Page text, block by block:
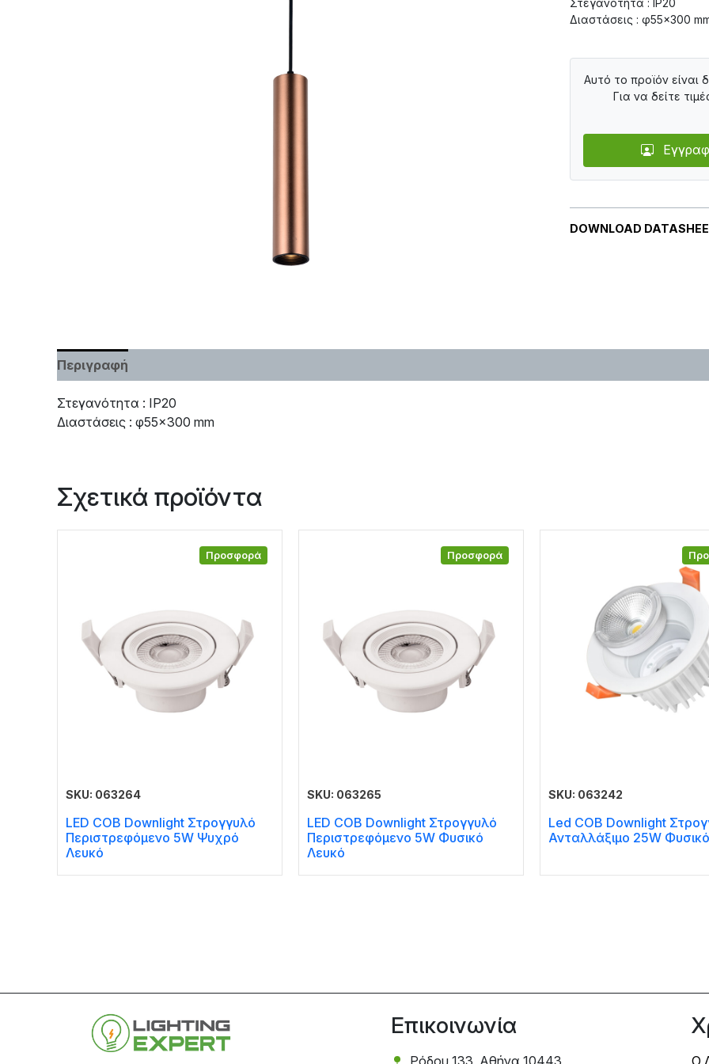
Διαστάσεις : φ55×300
DOWNLOAD
Αυτό το προϊόν είναι
Για να δείτε
Περιγραφή
Στεγανότητα : IP20
Διαστάσεις : φ55×300 mm
Σχετικά προϊόντα
Προσφορά
SKU: 063264
LED COB Downlight Στρογγυλό
Περιστρεφόμενο 5W Ψυχρό
Λευκό
Προσφορά
SKU: 063265
LED COB Downlight Στρογγυλό
Περιστρεφόμενο 5W Φυσικό
Λευκό
SKU: 063242
Led COB Downlight
Ανταλλάξιμο 25W
Επικοινωνία